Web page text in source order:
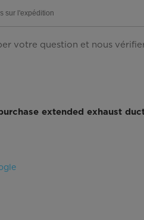
soumission.soumission.
votre question et nous
extended exhaust